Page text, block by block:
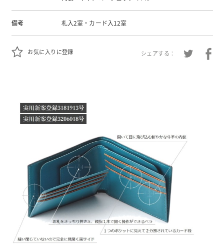
備考 札入2室・カード入12室
お気に入りに登録 シェアする：